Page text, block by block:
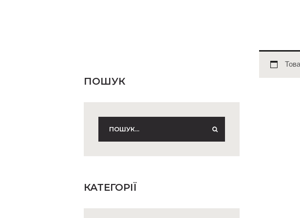
ПОШУК
КАТЕГОРІЇ